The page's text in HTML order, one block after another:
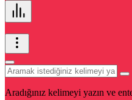
Aradığınız kelimeyi yazın ve